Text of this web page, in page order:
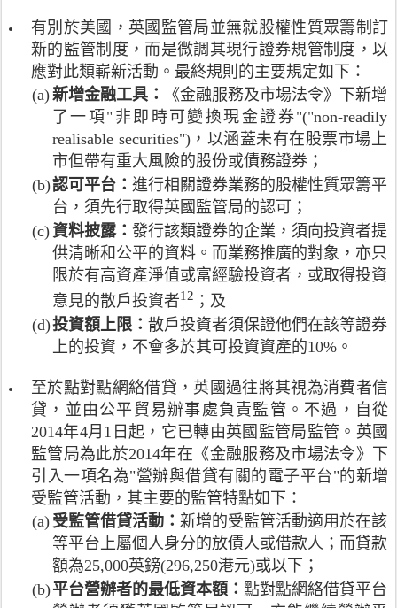
作
出
改
變
，
並
獲
廣
泛
視
為
全
球
監
管
眾
籌
活
動
先
行
者
。
6
)
，
第
1
7
至
1
9
頁
。
息
須
有
2
0
0
,
0
0
0
元
(
1
5
萬
港
元
或
資
產
淨
值
須
1
0
0
萬
美
把
點
對
點
網
絡
借
貸
平
台
發
行
的
債
據
視
為
證
活
動
。
因
此
，
債
權
性
質
的
眾
借
貸
的
放
債
人
一
般
會
發
出
消
費
者
，
所
在
美
國
或
需
受
《
據
實
披
露
貸
符
號
代
表
2
0
年
3
月
，
英
國
監
管
局
就
其
管
網
上
眾
籌
的
方
式
，
發
出
政
有別於美國，英國監管局並無就股權性質眾籌制訂
新的監管制度，而是微調其現行證券規管制度，以
應對此類嶄新活動。最終規則的主要規定如下：
(a)新增金融工具：
《金融服務及市場法令》下新增
了一項"非即時可變換現金證券"("non-readily
realisable securities")，以涵蓋未有在股票市場上
市但帶有重大風險的股份或債務證券；
(b)認可平台： 進行相關證券業務的股權性質眾籌平
台，須先行取得英國監管局的認可；
(c)資料披露： 發行該類證券的企業，須向投資者提
供清晰和公平的資料。而業務推廣的對象，亦只
限於有高資產淨值或富經驗投資者，或取得投資
意見的散戶投資者12 註
釋
符
號
表
簡
而
言
之
，
高
資
產
值
投
；及
(d)投資額上限： 散戶投資者須保證他們在該等證券
上的投資，不會多於其可投資資產的10%。
至於點對點網絡借貸，英國過往將其視為消費者信
貸，並由公平貿易辦事處負責監管。不過，自從
2014年4月1日起，它已轉由英國監管局監管。英國
監管局為此於2014年在《金融服務及市場法令》下
引入一項名為"營辦與借貸有關的電子平台"的新增
受監管活動，其主要的監管特點如下：
(a)受監管借貸活動： 新增的受監管活動適用於在該
等平台上屬個人身分的放債人或借款人；而貸款
額為25,000英鎊(296,250港元)或以下；
(b)平台營辦者的最低資本額： 點對點網絡借貸平台